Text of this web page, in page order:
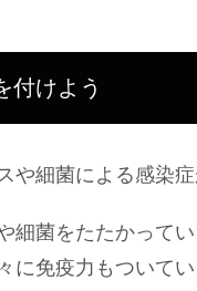
付けよう
細菌による感染症
細菌をたたかって
に免疫力もついてい